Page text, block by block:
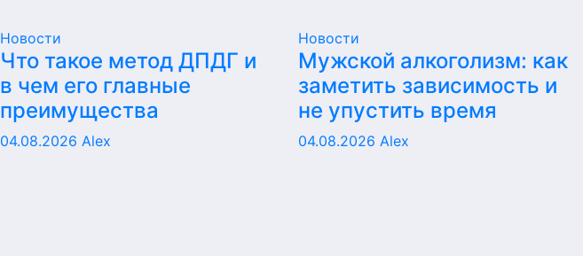
Новости
Что такое метод ДПДГ и
в чем его главные
преимущества
04.08.2026 Alex
Новости
Мужской алкоголизм: как
заметить зависимость и
не упустить время
04.08.2026 Alex